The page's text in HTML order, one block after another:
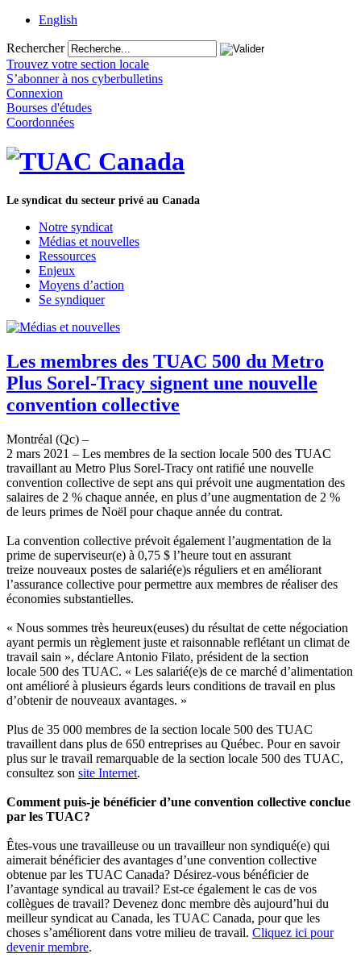
English
Rechercher
Trouvez votre section locale
S’abonner à nos cyberbulletins
Connexion
Bourses d'études
Coordonnées
Le syndicat du secteur privé au Canada
Notre syndicat
Médias et nouvelles
Ressources
Enjeux
Moyens d’action
Se syndiquer
Les membres des TUAC 500 du Metro
Plus Sorel-Tracy signent une nouvelle
convention collective
Montréal (Qc) –
2 mars 2021 – Les membres de la section locale 500 des TUAC
travaillant au Metro Plus Sorel-Tracy ont ratifié une nouvelle
convention collective de sept ans qui prévoit une augmentation des
salaires de 2 % chaque année, en plus d’une augmentation de 2 %
de leurs primes de Noël pour chaque année du contrat.
La convention collective prévoit également l’augmentation de la
prime de superviseur(e) à 0,75 $ l’heure tout en assurant
treize nouveaux postes de salarié(e)s réguliers et en améliorant
l’assurance collective pour permettre aux membres de réaliser des
économies substantielles.
« Nous sommes très heureux(euses) du résultat de cette négociation
ayant permis un règlement juste et raisonnable reflétant un climat de
travail sain », déclare Antonio Filato, président de la section
locale 500 des TUAC. « Les salarié(e)s de ce marché d’alimentation
ont amélioré à plusieurs égards leurs conditions de travail en plus
d’obtenir de nouveaux avantages. »
Plus de 35 000 membres de la section locale 500 des TUAC
travaillent dans plus de 650 entreprises au Québec. Pour en savoir
plus sur le travail remarquable de la section locale 500 des TUAC,
consultez son site Internet.
Comment puis-je bénéficier d’une convention collective conclue
par les TUAC?
Êtes-vous une travailleuse ou un travailleur non syndiqué(e) qui
aimerait bénéficier des avantages d’une convention collective
obtenue par les TUAC Canada? Désirez-vous bénéficier de
l’avantage syndical au travail? Est-ce également le cas de vos
collègues de travail? Devenez donc membre dès aujourd’hui du
meilleur syndicat au Canada, les TUAC Canada, pour que les
choses s’améliorent dans votre milieu de travail. Cliquez ici pour
devenir membre.